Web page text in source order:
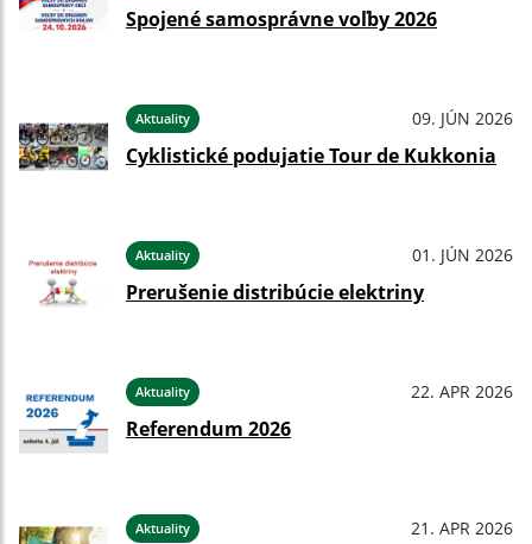
Spojené samosprávne voľby 2026
Aktuality 09. JÚN 2026
Cyklistické podujatie Tour de Kukkonia
Aktuality 01. JÚN 2026
Prerušenie distribúcie elektriny
Aktuality 22. APR 2026
Referendum 2026
Aktuality 21. APR 2026